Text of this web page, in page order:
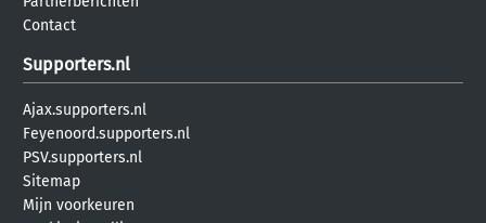
Contact
Supporters.nl
Ajax.supporters.nl
Feyenoord.supporters.nl
PSV.supporters.nl
Sitemap
Mijn voorkeuren